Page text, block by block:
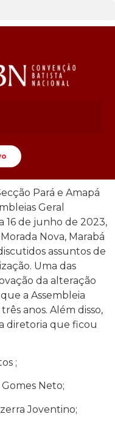
Pará e Amapá
Geral
16 de junho de 2023,
Nova, Marabá
assuntos de
Uma das
da alteração
a Assembleia
anos. Além disso,
diretoria que ficou
;
Neto;
Joventino;